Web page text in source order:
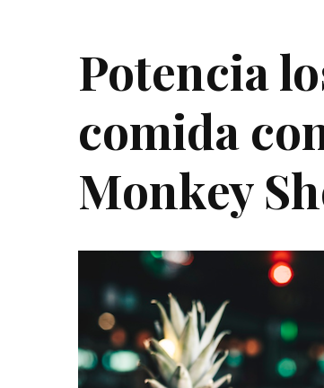
Potencia
comida
Monkey